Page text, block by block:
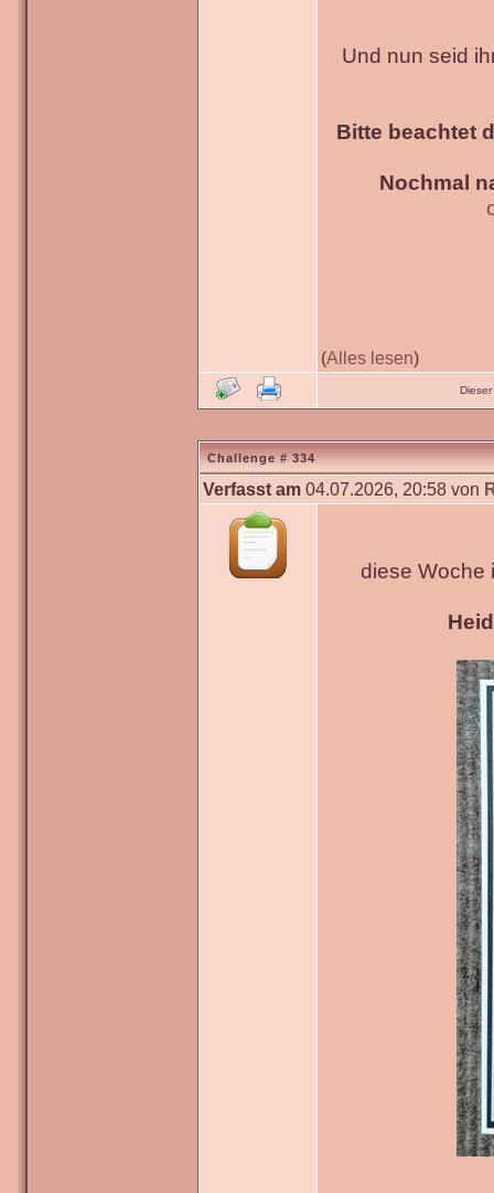
Und nun seid
Bitte beachtet
Nochmal
(Alles lesen)
Challenge # 334
Verfasst am 04.07.2026, 20:58 von
diese Woche